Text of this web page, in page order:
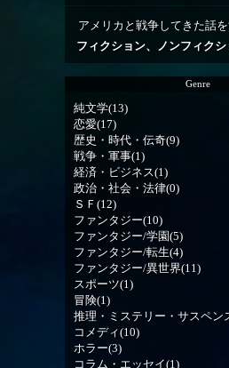
アメリカと戦争してきた話
フィクション、ノンフィクシ
Genre
純文学(13)
恋愛(17)
歴史・時代・伝奇(9)
戦争・軍事(1)
経済・ビジネス(1)
政治・社会・法律(0)
ＳＦ(12)
ファンタジー(10)
ファンタジー/学園(5)
ファンタジー/転生(4)
ファンタジー/異世界(11)
スポーツ(1)
冒険(1)
推理・ミステリー・サスペン
コメディ(10)
ホラー(3)
コラム・エッセイ(1)